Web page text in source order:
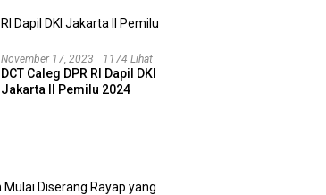
November 17, 2023 1174 Lihat
DCT Caleg DPR RI Dapil DKI
Jakarta II Pemilu 2024